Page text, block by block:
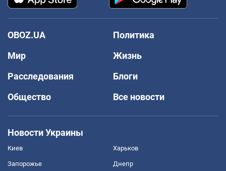
OBOZ.UA
Политика
Мир
Жизнь
Расследования
Блоги
Общество
Все новости
Новости Украины
Киев Харьков
Запорожье Днепр